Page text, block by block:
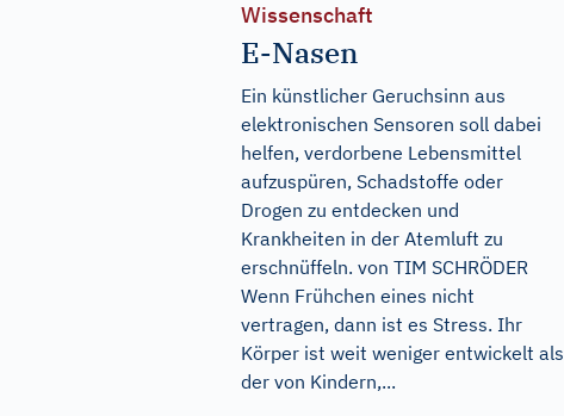
Wissenschaft
E-Nasen
Ein künstlicher Geruchsinn aus
elektronischen Sensoren soll dabei
helfen, verdorbene Lebensmittel
aufzuspüren, Schadstoffe oder
Drogen zu entdecken und
Krankheiten in der Atemluft zu
erschnüffeln. von TIM SCHRÖDER
Wenn Frühchen eines nicht
vertragen, dann ist es Stress. Ihr
Körper ist weit weniger entwickelt als
der von Kindern,...